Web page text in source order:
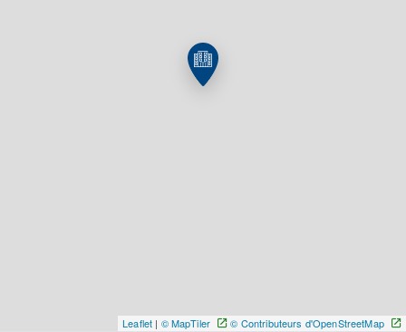
Leaflet | © MapTiler © Contributeurs d'OpenStreetMap